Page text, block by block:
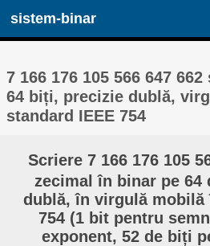
sistem-binar
7 166 176 105 566 647
64 biți, precizie dublă,
standard IEEE 754
Scriere 7 166 176 105
zecimal în binar pe 64
dublă, în virgulă mobilă
754 (1 bit pentru
exponent, 52 de biți